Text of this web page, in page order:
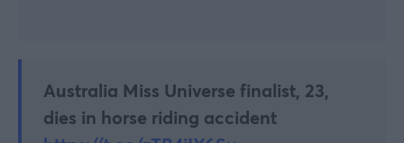
Australia Miss Universe finalist, 23,
dies in horse riding accident